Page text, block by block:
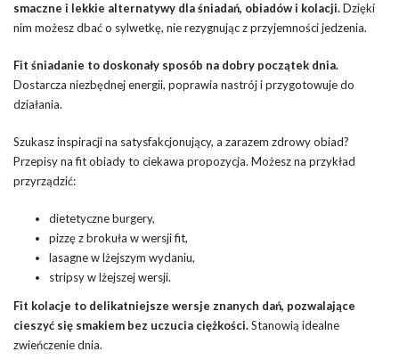
smaczne i lekkie alternatywy dla śniadań, obiadów i kolacji.Dzięki
nim możesz dbać o sylwetkę, nie rezygnując z przyjemności jedzenia.
Fit śniadanie to doskonały sposób na dobry początek dnia.
Dostarcza niezbędnej energii, poprawia nastrój i przygotowuje do
działania.
Szukasz inspiracji na satysfakcjonujący, a zarazem zdrowy obiad?
Przepisy na fit obiady to ciekawa propozycja. Możesz na przykład
przyrządzić:
dietetyczne burgery,
pizzę z brokuła w wersji fit,
lasagne w lżejszym wydaniu,
stripsy w lżejszej wersji.
Fit kolacje to delikatniejsze wersje znanych dań, pozwalające
cieszyć się smakiem bez uczucia ciężkości.Stanowią idealne
zwieńczenie dnia.